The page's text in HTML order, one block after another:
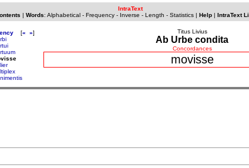
IntraText
| Words: Alphabetical- Frequency- Inverse - Length - Statistics| Help| IntraText
[« »]
Titus Livius
Ab Urbe condita
Concordances
movisse